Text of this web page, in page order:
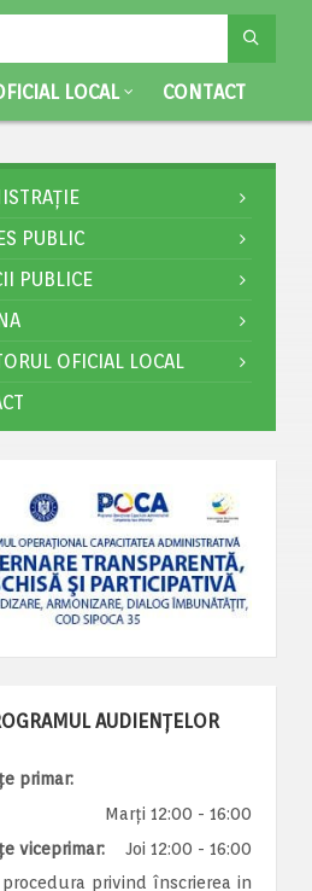
LOCAL CONTACT
PUBLIC
PUBLICE
OFICIAL LOCAL
AUDIENȚELOR
primar:
Marți 12:00 - 16:00
viceprimar:
Joi 12:00 - 16:00
privind înscrierea in